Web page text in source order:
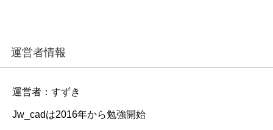
運営者情報
運営者：すずき
Jw_cadは2016年から勉強開始